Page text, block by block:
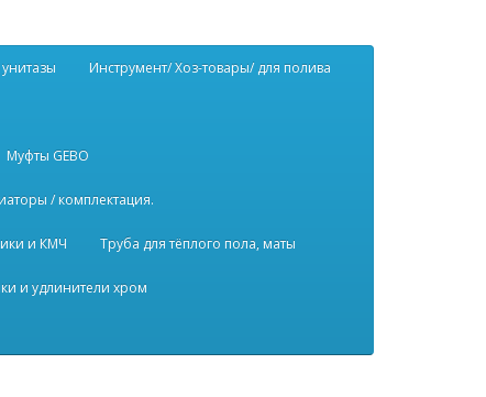
Инструмент/ Хоз-товары/ для полива
Муфты GEBO
/ комплектация.
и КМЧ Труба для тёплого пола, маты
и удлинители хром